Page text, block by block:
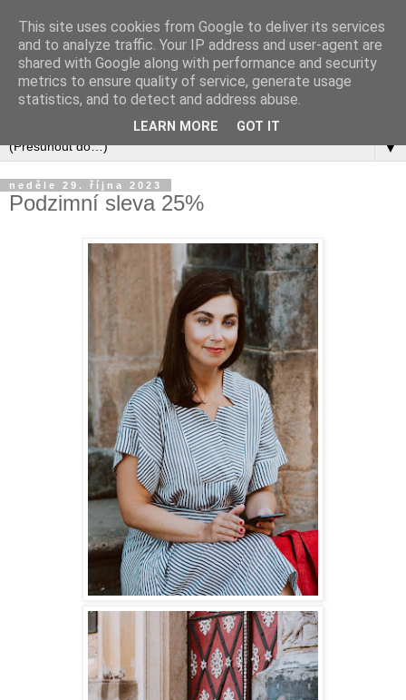
▼
neděle 29. října 2023
Podzimní sleva 25%
This site uses cookies from Google to deliver its services
and to analyze traffic. Your IP address and user-agent are
shared with Google along with performance and security
metrics to ensure quality of service, generate usage
statistics, and to detect and address abuse.
LEARN MORE GOT IT